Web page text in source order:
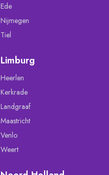
Ede
Nijmegen
Tiel
Limburg
Heerlen
Kerkrade
Landgraaf
Maastricht
Venlo
Weert